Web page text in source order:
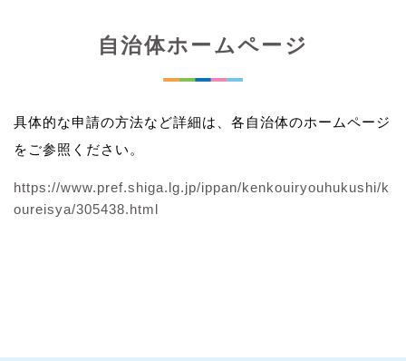
自治体ホームページ
具体的な申請の方法など詳細は、各自治体のホームページ
をご参照ください。
https://www.pref.shiga.lg.jp/ippan/kenkouiryouhukushi/k
oureisya/305438.html